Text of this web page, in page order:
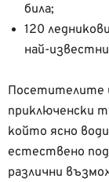
била;
120
най-
Посетителите
приключенски
който ясно
естествено
различни